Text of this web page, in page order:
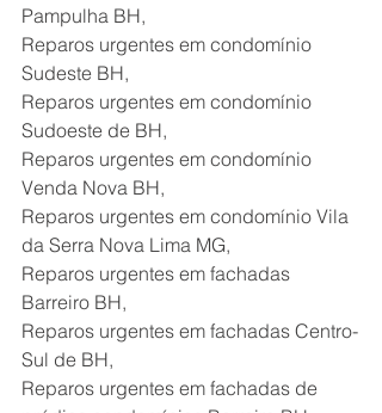
Pampulha BH,
Reparos urgentes em condomínio
Sudeste BH,
Reparos urgentes em condomínio
Sudoeste de BH,
Reparos urgentes em condomínio
Venda Nova BH,
Reparos urgentes em condomínio Vila
da Serra Nova Lima MG,
Reparos urgentes em fachadas
Barreiro BH,
Reparos urgentes em fachadas Centro-
Sul de BH,
Reparos urgentes em fachadas de